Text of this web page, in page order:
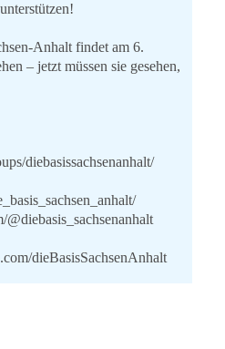
Anhalt findet am 6.
– jetzt müssen sie gesehen,
diebasissachsenanhalt/
dieBasisSachsenAnhalt